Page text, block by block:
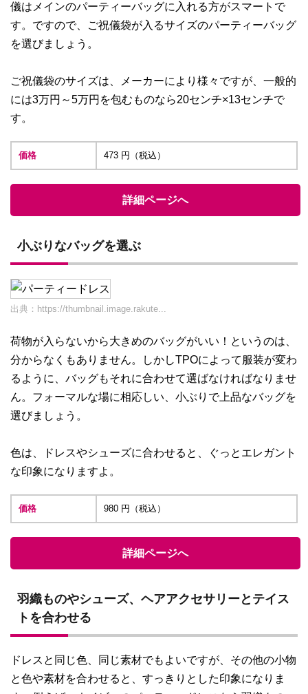
儀はメインのパーティーバッグに入れる方がスマートで
す。ですので、ご祝儀袋が入るサイズのパーティーバッグ
を選びましょう。
ご祝儀袋のサイズは、メーカーにより様々ですが、一般的
には3万円～5万円を包むものなら20センチ×13センチで
す。
価格 473 円（税込）
詳細ページへ
小ぶりなバッグを選ぶ
出典： https://thumbnail.image.rakute...
荷物が入らないから大きめのバッグがいい！というのは、
分からなくもありません。しかしTPOによって服装が変わ
るように、バッグもそれに合わせて選ばなければなりませ
ん。フォーマルな場に相応しい、小ぶりで上品なバッグを
選びましょう。
色は、ドレスやシューズに合わせると、ぐっとエレガント
な印象になりますよ。
価格 980 円（税込）
詳細ページへ
羽織ものやシューズ、ヘアアクセサリーとテイス
トを合わせる
ドレスと同じ色、同じ素材でもよいですが、その他の小物
と色や素材を合わせると、すっきりとした印象になりま